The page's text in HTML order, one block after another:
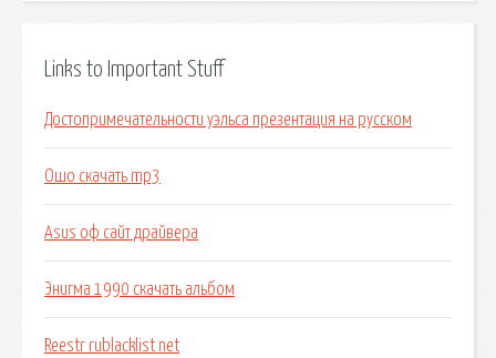
Links to Important Stuff
Достопримечательности уэльса презентация на русском
Ошо скачать mp3
Asus оф сайт драйвера
Энигма 1990 скачать альбом
Reestr rublacklist net